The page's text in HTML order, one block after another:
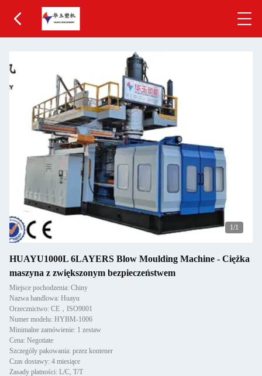
1/1
HUAYU1000L 6LAYERS Blow Moulding Machine - Ciężka
maszyna z zwiększonym bezpieczeństwem
Miejsce pochodzenia: Chiny
Nazwa handlowa: Huayu
Orzecznictwo: CE，ISO9001
Numer modelu: HYBM-1006
Minimalne zamówienie: 1 zestaw
Cena: Negotiate
Szczegóły pakowania: przez kontener
Czas dostawy: 4 miesiące
Zasady płatności: L/C, T/T